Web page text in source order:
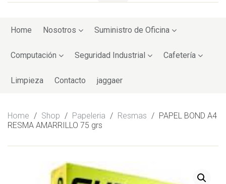
toHome Nosotros Suministro de Oficina
Computación Seguridad Industrial Cafetería
Limpieza Contacto jaggaer
Home / Shop / Papeleria / Resmas / PAPEL BOND A4
RESMA AMARRILLO 75 grs